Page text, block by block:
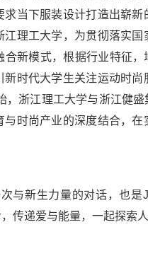
当下服装设计打造出崭
理工大学，为贯彻落实
新模式，根据行业特征
时代大学生关注运动时
，浙江理工大学与浙江健
时尚产业的深度结合，
与新生力量的对话，也
传递爱与能量，一起探索人